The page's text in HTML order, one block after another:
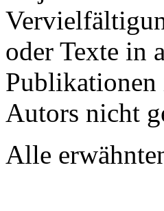
oder Texte in
Publikationen
Autors nicht
Alle